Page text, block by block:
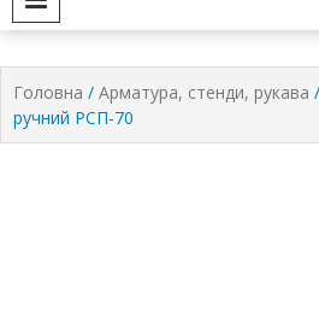
Головна / Арматура, стенди, рукава
ручний РСП-70